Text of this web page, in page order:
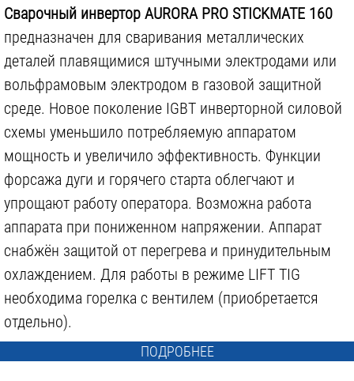
Max потребляемая сила тока TIG:
32А
Max потребляемая мощность TIG:
6.6кВА
Функция антиприлипание:
нет
Функция горячего старта:
есть
Поставляется в:
коробке
1 200 р. 1 290 р.
AURORA SUN 7 TIG MASTER ХАМЕЛЕОН
4 200 р. 3 500 р.
Сварочный инвертор AURORA PRO STICKMATE 160
предназначен для сваривания металлических
деталей плавящимися штучными электродами или
вольфрамовым электродом в газовой защитной
среде. Новое поколение IGBT инверторной силовой
схемы уменьшило потребляемую аппаратом
мощность и увеличило эффективность. Функции
форсажа дуги и горячего старта облегчают и
упрощают работу оператора. Возможна работа
аппарата при пониженном напряжении. Аппарат
снабжён защитой от перегрева и принудительным
охлаждением. Для работы в режиме LIFT TIG
необходима горелка с вентилем (приобретается
отдельно).
ПОДРОБНЕЕ